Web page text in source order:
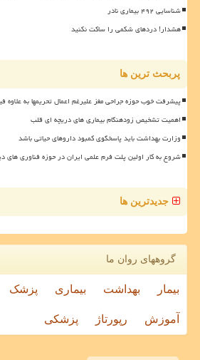
شناسایی ۴۹۲ بیماری نادر
هشدار! دردهای شکمی را ساکت نکنید
پربحث ترین ها
پیشرفت خوب حوزه جراحی مغز علیرغم اعمال تحریمها به علاوه
اهمیت تشخیص زودهنگام بیماری های دریچه ای قلب
وزارت بهداشت باید پاسخگوی کمبود داروهای حیاتی باشد
شروع به کار اولین پلت فرم علمی ایران در حوزه فناوری های
جدیدترین ها
گروههای روان ما
بیمار بهداشت بیماری پزشک
آموزش رپورتاژ پزشکی